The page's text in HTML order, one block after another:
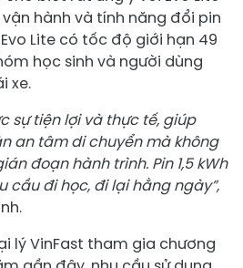
hành và tính năng đổi pin
Lite có tốc độ giới hạn 49
học sinh và người dùng
xe.
sự tiện lợi và thực tế, giúp
an tâm di chuyển mà không
đoạn hành trình. Pin 1,5 kWh
cầu đi học, đi lại hằng ngày”,
lý VinFast tham gia chương